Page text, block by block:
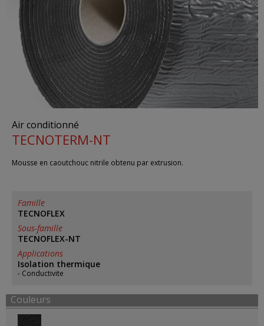
Air conditionné
TECNOTERM-NT
Mousse en caoutchouc nitrile obtenu par extrusion.
Famille
TECNOFLEX
Sous-famille
TECNOFLEX-NT
Applications
Isolation thermique
Conductivite
Couleurs